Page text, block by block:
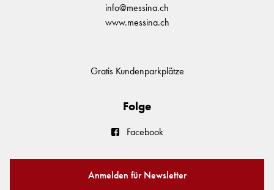
info@messina.ch
www.messina.ch
Gratis Kundenparkplätze
Folge
Facebook
Anmelden für Newsletter